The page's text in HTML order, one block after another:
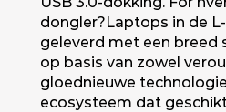
dongler?Laptops in de
geleverd met een breed
op basis van zowel
gloednieuwe
ecosysteem dat